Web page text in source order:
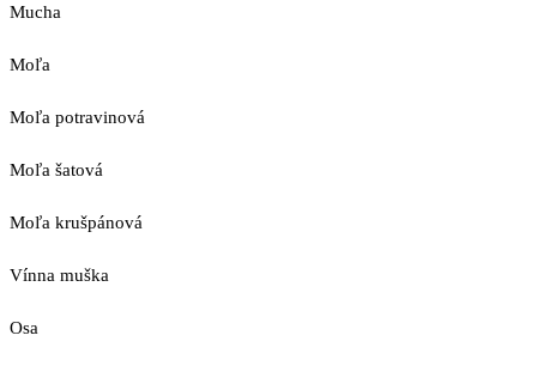
Mucha
Moľa
Moľa potravinová
Moľa šatová
Moľa krušpánová
Vínna muška
Osa